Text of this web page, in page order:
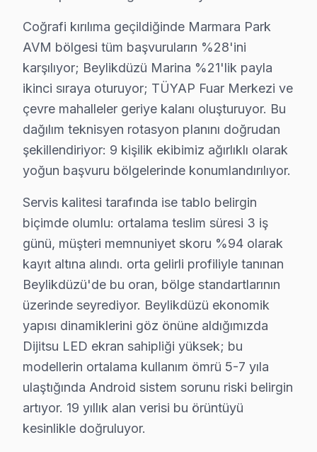
• Beylikdüzü'de uzun süreli aynı görüntü
• Enerji tasarrufu için kullanmadığınızda
• Beylikdüzü'de Smart LED TV uygulamalarını
• Uzaktan kumanda pilleri Beylikdüzü'de 6 ayda bir
Beylikdüzü'da Dijitsu bakım ve önleyici servis
Beylikdüzü Dijitsu Servis Maliyetleri –
Beylikdüzü arıza türüne göre tamir bedelleri (2025):
• Kapasitör değişimi (anakart): ₺250 – ₺600
• Panel (ekran) değişimi: ₺1.500 – ₺8.000 (boyut ve
• Güç kartı (power board) tamiri: ₺400 – ₺1.200
• LED backlight tamiri: ₺500 – ₺2.000
• Ses kartı/hoparlör tamiri: ₺300 – ₺700
• Anakart tamiri/değişimi: ₺500 – ₺1.800
• Yazılım güncelleme ve hata giderme: ₺200 – ₺500
• T-Con kartı değişimi: ₺350 – ₺900
Beylikdüzü'de fiyata dahil olanlar:
• Arıza tespiti (teşhis)
Coğrafi kırılıma geçildiğinde Marmara Park
AVM bölgesi tüm başvuruların %28'ini
karşılıyor; Beylikdüzü Marina %21'lik payla
ikinci sıraya oturuyor; TÜYAP Fuar Merkezi ve
çevre mahalleler geriye kalanı oluşturuyor. Bu
dağılım teknisyen rotasyon planını doğrudan
şekillendiriyor: 9 kişilik ekibimiz ağırlıklı olarak
yoğun başvuru bölgelerinde konumlandırılıyor.
Servis kalitesi tarafında ise tablo belirgin
biçimde olumlu: ortalama teslim süresi 3 iş
günü, müşteri memnuniyet skoru %94 olarak
kayıt altına alındı. orta gelirli profiliyle tanınan
Beylikdüzü'de bu oran, bölge standartlarının
üzerinde seyrediyor. Beylikdüzü ekonomik
yapısı dinamiklerini göz önüne aldığımızda
Dijitsu LED ekran sahipliği yüksek; bu
modellerin ortalama kullanım ömrü 5-7 yıla
ulaştığında Android sistem sorunu riski belirgin
artıyor. 19 yıllık alan verisi bu örüntüyü
kesinlikle doğruluyor.